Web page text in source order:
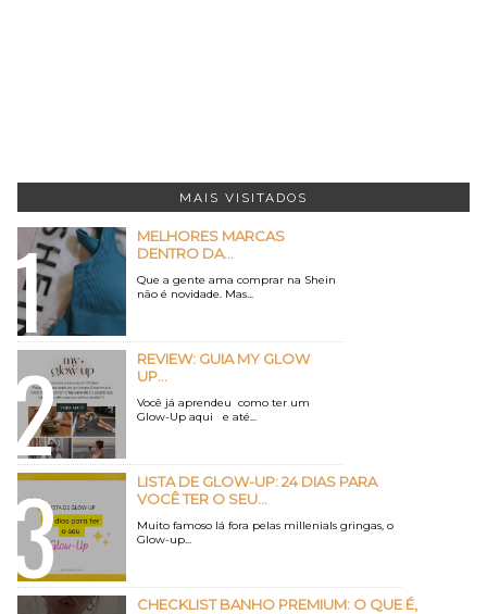
MAIS VISITADOS
MELHORES MARCAS
DENTRO DA...
Que a gente ama comprar na Shein
não é novidade. Mas...
REVIEW: GUIA MY GLOW
UP...
Você já aprendeu como ter um
Glow-Up aqui e até...
LISTA DE GLOW-UP: 24 DIAS PARA
VOCÊ TER O SEU...
Muito famoso lá fora pelas millenials gringas, o
Glow-up...
CHECKLIST BANHO PREMIUM: O QUE É,